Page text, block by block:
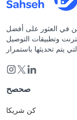
في العثور على أفضل
وتطبيقات التوصيل
صحصح
كن شريكا